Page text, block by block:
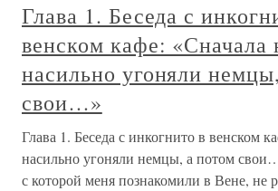
Глава 1. Беседа с
венском кафе: «Сначала
насильно угоняли
свои…»
Глава 1. Беседа с инкогнито в венском
насильно угоняли немцы, а потом
с которой меня познакомили в Вене, не